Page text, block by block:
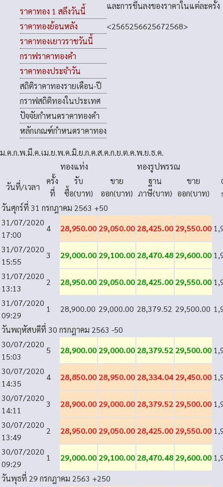
ราคาทอง 1 สลึงวันนี้
ราคาทองย้อนหลัง
ราคาทองเยาวราชวันนี้
กราฟราคาทองคำ
ราคาทองประจำวัน
สถิติราคาทองรายเดือน-ปี
กราฟสถิติทองในประเทศ
ปัจจัยกำหนดราคาทองคำ
หลักเกณฑ์กำหนดราคาทอง
และการขึ้นลงของราคาในแต่ละครั้ง
<2565256625672568>
ม.ค.ก.พ.มี.ค.เม.ย.พ.ค.มิ.ย.ก.ค.ส.ค.ก.ย.ต.ค.พ.ย.ธ.ค.
ทองแท่ง
ทองรูปพรรณ
วันที่/เวลา
ครั้ง
ที่
รับ
ซื้อ(บาท)
ขาย
ออก(บาท)
ฐาน
ภาษี(บาท)
ขาย
ออก(บาท)
วันศุกร์ที่ 31 กรกฎาคม 2563 +50
31/07/2020
17:00
4 28,950.00 29,050.00 28,425.00 29,550.00
31/07/2020
15:55
3 29,000.00 29,100.00 28,470.48 29,600.00
31/07/2020
13:13
2 28,950.00 29,050.00 28,425.00 29,550.00
31/07/2020
09:29
1 28,900.00 29,000.00 28,379.52 29,500.00
วันพฤหัสบดีที่ 30 กรกฎาคม 2563 -50
30/07/2020
15:03
5 28,900.00 29,000.00 28,379.52 29,500.00
30/07/2020
14:35
4 28,850.00 28,950.00 28,334.04 29,450.00
30/07/2020
14:11
3 28,900.00 29,000.00 28,379.52 29,500.00
30/07/2020
13:49
2 28,950.00 29,050.00 28,425.00 29,550.00
30/07/2020
09:29
1 29,000.00 29,100.00 28,470.48 29,600.00
วันพุธที่ 29 กรกฎาคม 2563 +250